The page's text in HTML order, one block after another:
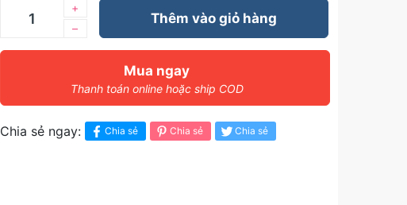
–
+
Thêm vào giỏ hàng
Mua ngay
Thanh toán online hoặc ship COD
Chia sẻ ngay: Chia sẻ Chia sẻ Chia sẻ